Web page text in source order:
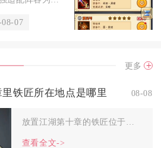
07
更多
铁匠所在地点是哪里 08-08
查看全文->